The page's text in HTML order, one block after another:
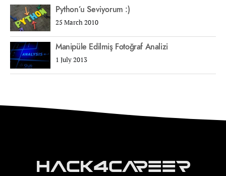
Python’u Seviyorum :)
25 March 2010
Manipüle Edilmiş Fotoğraf Analizi
1 July 2013
Hack4Career